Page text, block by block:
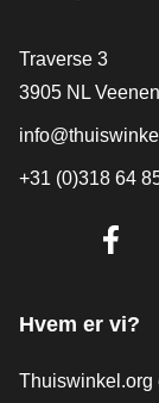
Traverse 3
3905 NL
+31 (0)318 64
Hvem er vi?
Thuiswinkel.org